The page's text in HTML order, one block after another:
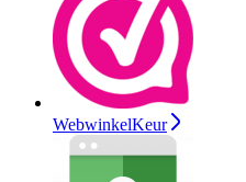
WebwinkelKeur